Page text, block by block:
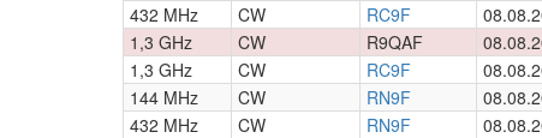
432 MHz
CW RC9F
1,3 GHz
CW R9QAF
1,3 GHz
CW RC9F
144 MHz
CW RN9F
432 MHz
CW RN9F